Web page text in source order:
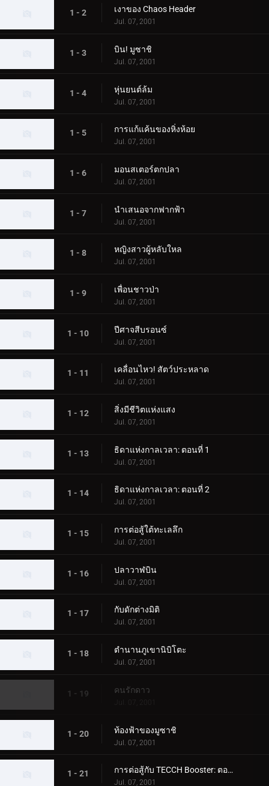
1 - 2 เงาของ Chaos Header
Jul. 07, 2001
1 - 3 บิน! มูซาชิ
Jul. 07, 2001
1 - 4 หุ่นยนต์ล้ม
Jul. 07, 2001
1 - 5 การแก้แค้นของหิ่งห้อย
Jul. 07, 2001
1 - 6 มอนสเตอร์ตกปลา
Jul. 07, 2001
1 - 7 นำเสนอจากฟากฟ้า
Jul. 07, 2001
1 - 8 หญิงสาวผู้หลับใหล
Jul. 07, 2001
1 - 9 เพื่อนชาวป่า
Jul. 07, 2001
1 - 10 ปีศาจสีบรอนซ์
Jul. 07, 2001
1 - 11 เคลื่อนไหว! สัตว์ประหลาด
Jul. 07, 2001
1 - 12 สิ่งมีชีวิตแห่งแสง
Jul. 07, 2001
1 - 13 ธิดาแห่งกาลเวลา: ตอนที่ 1
Jul. 07, 2001
1 - 14 ธิดาแห่งกาลเวลา: ตอนที่ 2
Jul. 07, 2001
1 - 15 การต่อสู้ใต้ทะเลลึก
Jul. 07, 2001
1 - 16 ปลาวาฬบิน
Jul. 07, 2001
1 - 17 กับดักต่างมิติ
Jul. 07, 2001
1 - 18 ตำนานภูเขานิบิโตะ
Jul. 07, 2001
1 - 19 คนรักดาว
Jul. 07, 2001
1 - 20 ท้องฟ้าของมูซาชิ
Jul. 07, 2001
1 - 21 การต่อสู้กับ TECCH Booster: ตอนที่ 1
Jul. 07, 2001